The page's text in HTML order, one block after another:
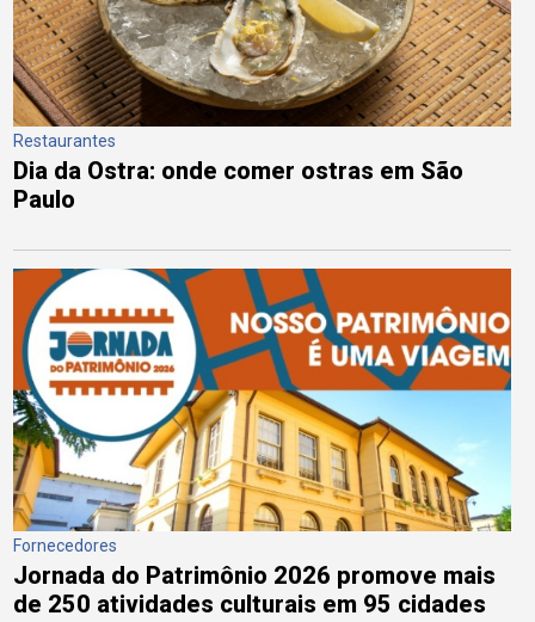
Restaurantes
Dia da Ostra: onde comer ostras em São
Paulo
Fornecedores
Jornada do Patrimônio 2026 promove mais
de 250 atividades culturais em 95 cidades